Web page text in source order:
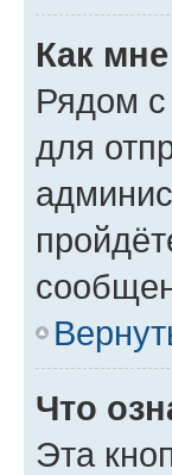
Как
Рядом
для
Что
Эта